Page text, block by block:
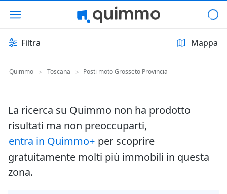
Filtra Mappa
Quimmo > Toscana > Posti moto Grosseto Provincia
La ricerca su Quimmo non ha prodotto
risultati ma non preoccuparti,
entra in Quimmo+ per scoprire
gratuitamente molti più immobili in questa
zona.